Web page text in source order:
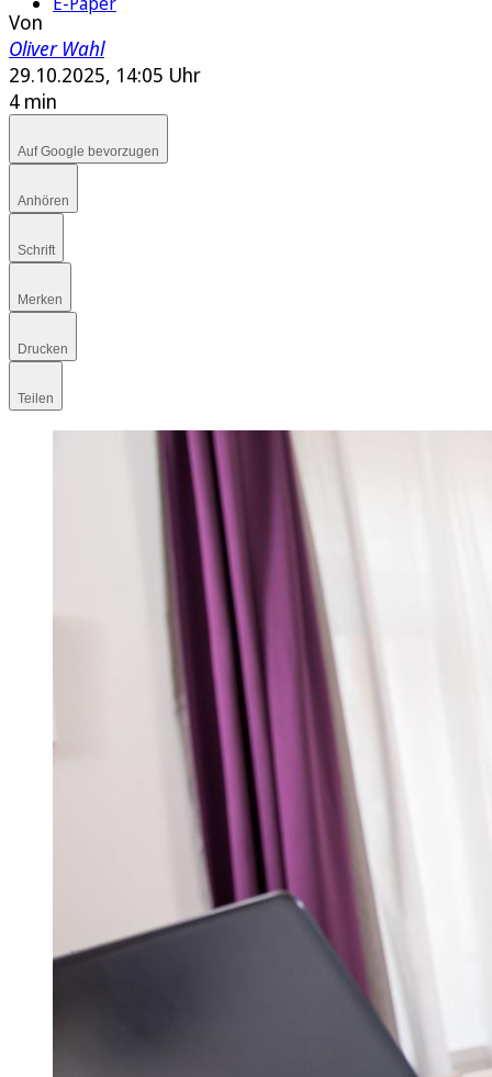
Von
Oliver Wahl
29.10.2025, 14:05 Uhr
4 min
Auf Google bevorzugen
Anhören
Schrift
Merken
Drucken
Teilen